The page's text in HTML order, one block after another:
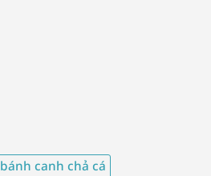
bánh canh chả cá